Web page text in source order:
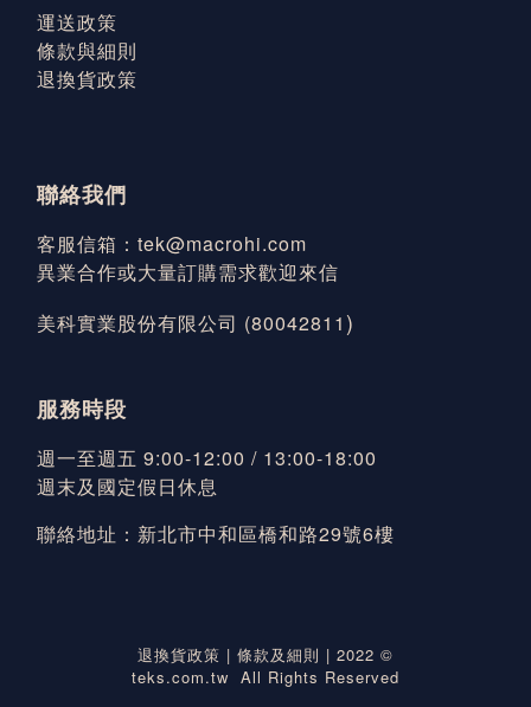
運送政策
條款與細則
退換貨政策
聯絡我們
客服信箱：tek@macrohi.com
異業合作或大量訂購需求歡迎來信
美科實業股份有限公司 (80042811 )
服務時段
週一至週五 9:00-12:00 / 13:00-18:00
週末及國定假日休息
聯絡地址：新北市中和區橋和路29號6樓
退換貨政策 | 條款及細則 | 2022 ©
teks.com.tw All Rights Reserved